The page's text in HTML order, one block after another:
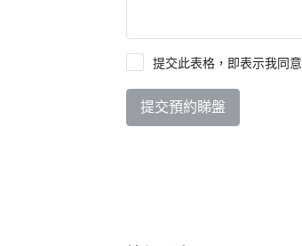
提交此表格，即表示我同意
提交預約睇盤